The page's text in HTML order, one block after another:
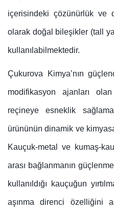
içerisindeki çözünürlük ve
olarak doğal bileşikler (tall
kullanılabilmektedir.
Çukurova Kimya’nın
modifikasyon ajanları
reçineye esneklik
ürününün dinamik ve
Kauçuk-metal ve kumaş-
arası bağlanmanın
kullanıldığı kauçuğun
aşınma direnci özelliğini